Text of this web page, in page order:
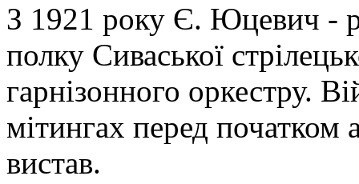
З 1921 року Є. Юцевич -
полку Сиваської
гарнізонного оркестру.
мітингах перед початком
вистав.